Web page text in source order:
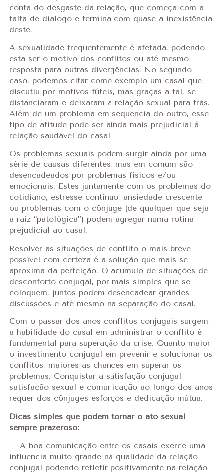
conta do desgaste da relação, que começa com a
falta de dialogo e termina com quase a inexistência
deste.
A sexualidade frequentemente é afetada, podendo
esta ser o motivo dos conflitos ou até mesmo
resposta para outras divergências. No segundo
caso, podemos citar como exemplo um casal que
discutiu por motivos fúteis, mas graças a tal, se
distanciaram e deixaram a relação sexual para trás.
Além de um problema em sequencia do outro, esse
tipo de atitude pode ser ainda mais prejudicial à
relação saudável do casal.
Os problemas sexuais podem surgir ainda por uma
série de causas diferentes, mas em comum são
desencadeados por problemas físicos e/ou
emocionais. Estes juntamente com os problemas do
cotidiano, estresse contínuo, ansiedade crescente
ou problemas com o cônjuge (de qualquer que seja
a raiz “patológica”) podem agregar numa rotina
prejudicial ao casal.
Resolver as situações de conflito o mais breve
possível com certeza é a solução que mais se
aproxima da perfeição. O acumulo de situações de
desconforto conjugal, por mais simples que se
coloquem, juntos podem desencadear grandes
discussões e até mesmo na separação do casal.
Com o passar dos anos conflitos conjugais surgem,
a habilidade do casal em administrar o conflito é
fundamental para superação da crise. Quanto maior
o investimento conjugal em prevenir e solucionar os
conflitos, maiores as chances em superar os
problemas. Conquistar a satisfação conjugal,
satisfação sexual e comunicação ao longo dos anos
requer dos cônjuges esforços e dedicação mútua.
Dicas simples que podem tornar o ato sexual
sempre prazeroso:
– A boa comunicação entre os casais exerce uma
influencia muito grande na qualidade da relação
conjugal podendo refletir positivamente na relação